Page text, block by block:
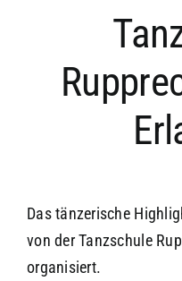
Das tänzerische
von der Tanzschule
organisiert.